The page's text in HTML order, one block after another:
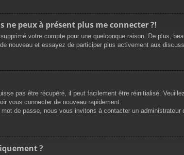
ne peux à présent plus me connecter ?!
votre compte pour une quelconque raison. De plus,
nouveau et essayez de participer plus activement aux
pas être récupéré, il peut facilement être réinitialisé.
vous connecter de nouveau rapidement.
de passe, nous vous invitons à contacter un administrateur
?